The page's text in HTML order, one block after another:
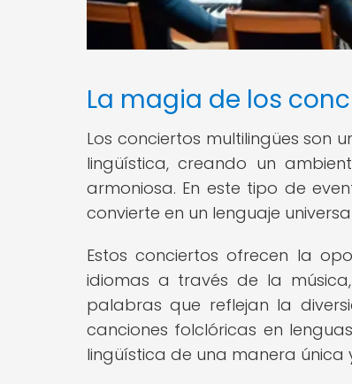
La magia de los
Los conciertos multilingües son
lingüística, creando un
armoniosa. En este tipo de
convierte en un lenguaje
Estos conciertos ofrecen la
idiomas a través de la
palabras que reflejan la
canciones folclóricas en
lingüística de una manera única